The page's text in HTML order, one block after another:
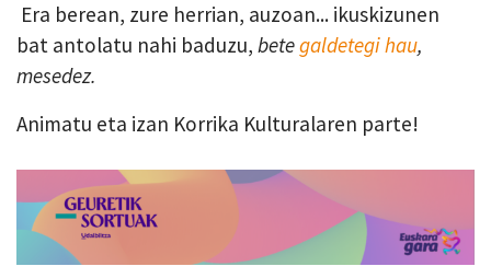
Era berean, zure herrian, auzoan... ikuskizunen
bat antolatu nahi baduzu, betegaldetegi hau,
mesedez.
Animatu eta izan Korrika Kulturalaren parte!